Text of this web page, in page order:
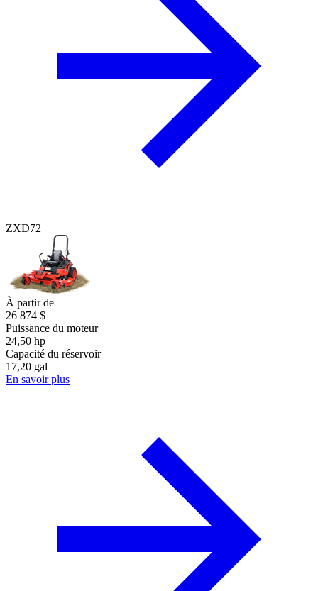
ZXD72
À partir de
26 874 $
Puissance du moteur
24,50 hp
Capacité du réservoir
17,20 gal
En savoir plus